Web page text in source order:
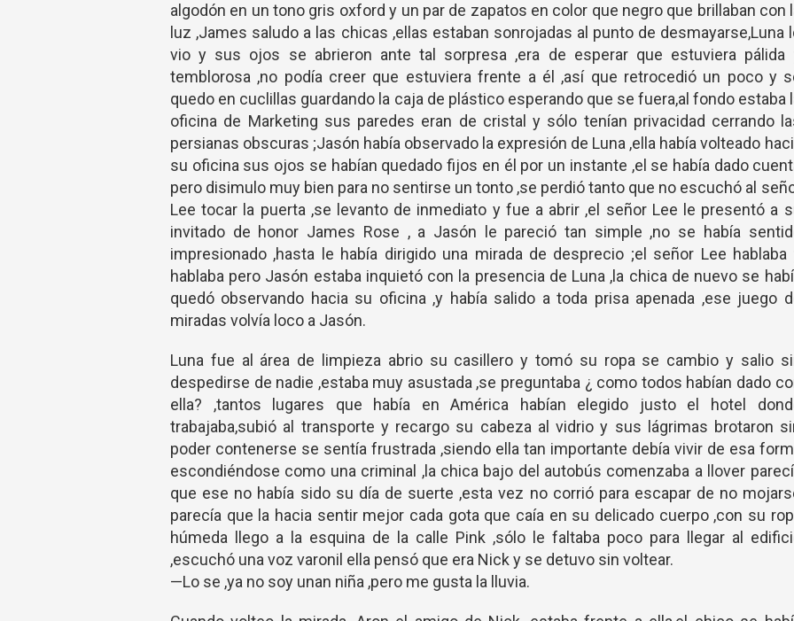
algodón en un tono gris oxford y un par de zapatos en color que negro que brillaban con
luz ,James saludo a las chicas ,ellas estaban sonrojadas al punto de desmayarse,Luna
vio y sus ojos se abrieron ante tal sorpresa ,era de esperar que estuviera pálida
temblorosa ,no podía creer que estuviera frente a él ,así que retrocedió un poco y
quedo en cuclillas guardando la caja de plástico esperando que se fuera,al fondo estaba
oficina de Marketing sus paredes eran de cristal y sólo tenían privacidad cerrando
persianas obscuras ;Jasón había observado la expresión de Luna ,ella había volteado
su oficina sus ojos se habían quedado fijos en él por un instante ,el se había dado
pero disimulo muy bien para no sentirse un tonto ,se perdió tanto que no escuchó al
Lee tocar la puerta ,se levanto de inmediato y fue a abrir ,el señor Lee le presentó a
invitado de honor James Rose , a Jasón le pareció tan simple ,no se había
impresionado ,hasta le había dirigido una mirada de desprecio ;el señor Lee hablaba
hablaba pero Jasón estaba inquietó con la presencia de Luna ,la chica de nuevo se
quedó observando hacia su oficina ,y había salido a toda prisa apenada ,ese juego
miradas volvía loco a Jasón.
Luna fue al área de limpieza abrio su casillero y tomó su ropa se cambio y salio
despedirse de nadie ,estaba muy asustada ,se preguntaba ¿ como todos habían dado
ella? ,tantos lugares que había en América habían elegido justo el hotel
trabajaba,subió al transporte y recargo su cabeza al vidrio y sus lágrimas brotaron
poder contenerse se sentía frustrada ,siendo ella tan importante debía vivir de esa
escondiéndose como una criminal ,la chica bajo del autobús comenzaba a llover
que ese no había sido su día de suerte ,esta vez no corrió para escapar de no
parecía que la hacia sentir mejor cada gota que caía en su delicado cuerpo ,con su
húmeda llego a la esquina de la calle Pink ,sólo le faltaba poco para llegar al
,escuchó una voz varonil ella pensó que era Nick y se detuvo sin voltear.
—Lo se ,ya no soy unan niña ,pero me gusta la lluvia.